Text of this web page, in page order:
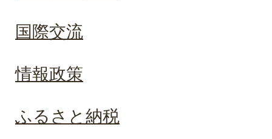
国際交流
情報政策
ふるさと納税